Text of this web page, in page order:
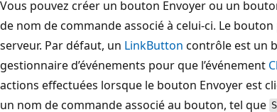
Vous pouvez créer un bouton Envoyer ou un
de nom de commande associé à celui-ci. Le
serveur. Par défaut, un LinkButton contrôle est un
gestionnaire d’événements pour que l’événement
actions effectuées lorsque le bouton Envoyer est
un nom de commande associé au bouton, tel que